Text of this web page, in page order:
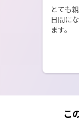
とても
日間に
ます。
こ